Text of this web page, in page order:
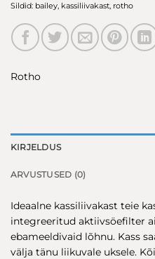
Sildid: bailey, kassiliivakast, rotho
Rotho
KIRJELDUS
ARVUSTUSED (0)
Ideaalne kassiliivakast teie
integreeritud aktiivsöefilter
ebameeldivaid lõhnu. Kass
välja tänu liikuvale uksele.